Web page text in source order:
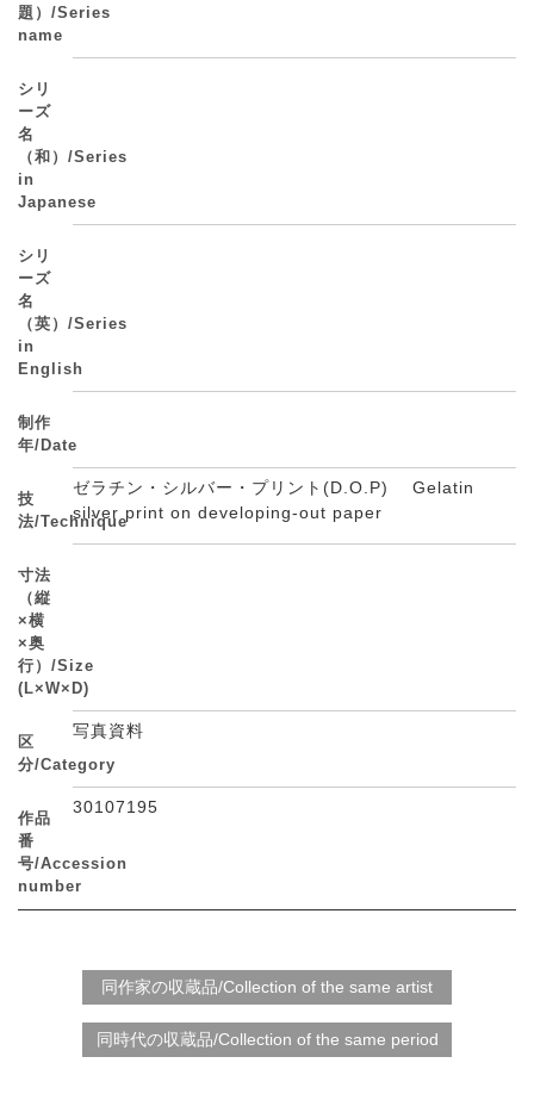
題）/Series
name
シリ
ーズ
名
（和）/Series
in
Japanese
シリ
ーズ
名
（英）/Series
in
English
制作
年/Date
技
法/Technique
ゼラチン・シルバー・プリント(D.O.P) Gelatin
silver print on developing-out paper
寸法
（縦
×横
×奥
行）/Size
(L×W×D)
区
分/Category
写真資料
作品
番
号/Accession
number
30107195